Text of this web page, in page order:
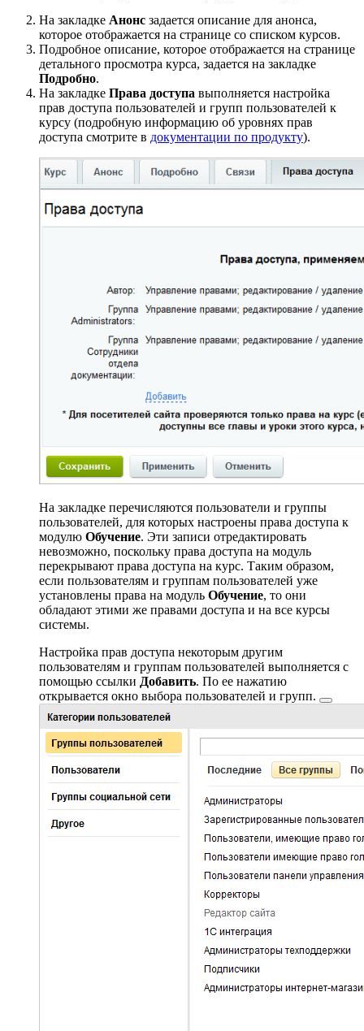
На закладке Анонс задается описание для анонса,
которое отображается на странице со списком курсов.
Подробное описание, которое отображается на странице
детального просмотра курса, задается на закладке
Подробно.
На закладке Права доступа выполняется настройка
прав доступа пользователей и групп пользователей к
курсу (подробную информацию об уровнях прав
доступа смотрите в документации по продукту).
На закладке перечисляются пользователи и группы
пользователей, для которых настроены права доступа к
модулю Обучение. Эти записи отредактировать
невозможно, поскольку права доступа на модуль
перекрывают права доступа на курс. Таким образом,
если пользователям и группам пользователей уже
установлены права на модуль Обучение, то они
обладают этими же правами доступа и на все курсы
системы.
Настройка прав доступа некоторым другим
пользователям и группам пользователей выполняется с
помощью ссылки Добавить. По ее нажатию
открывается окно выбора пользователей и групп.